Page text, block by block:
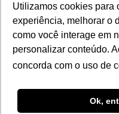
Utilizamos cookies para
experiência, melhorar o
como você interage em
personalizar conteúdo.
concorda com o uso de
Ok,
ACOMPANHE!
© 2026 Todos os direitos